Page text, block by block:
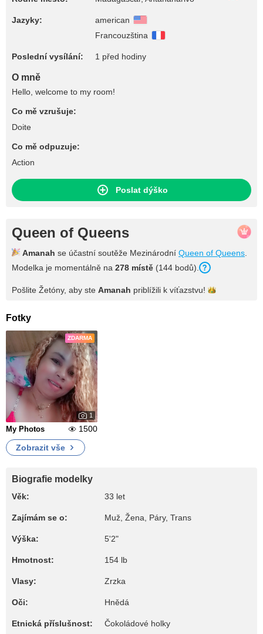
Jazyky:
american
Francouzština
Poslední vysílání: 1 před hodiny
O mně
Hello, welcome to my room!
Co mě vzrušuje:
Doite
Co mě odpuzuje:
Action
Poslat dýško
Queen of Queens
Amanah se účastní soutěže Mezinárodní Queen of Queens
Modelka je momentálně na 278 místě (144 bodů).
Pošlite Žetóny, aby ste Amanah priblížili k víťazstvu!
Fotky
ZDARMA
1
My Photos
1500
Zobrazit vše
Biografie modelky
Věk: 33 let
Zajímám se o: Muž, Žena, Páry, Trans
Výška: 5'2"
Hmotnost: 154 lb
Vlasy: Zrzka
Oči: Hnědá
Etnická příslušnost: Čokoládové holky